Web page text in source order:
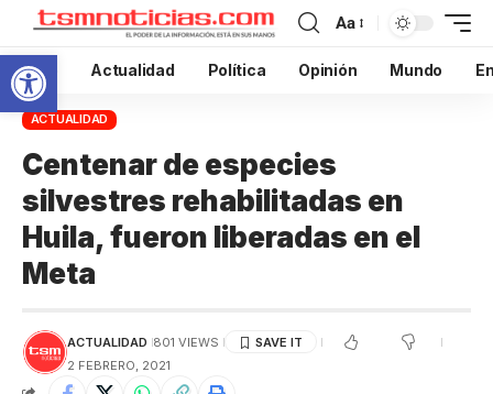
Abrir barra de herramientas
Aa
Inicio Actualidad Política Opinión Mundo
ACTUALIDAD
Centenar de especies
silvestres rehabilitadas en
Huila, fueron liberadas en el
Meta
ACTUALIDAD 801 VIEWS
2 FEBRERO, 2021